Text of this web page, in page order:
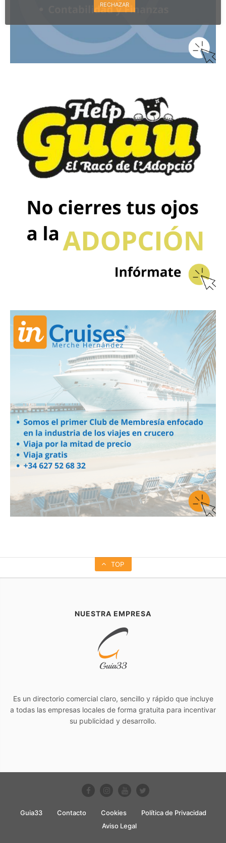
TOP
NUESTRA EMPRESA
Es un directorio comercial claro, sencillo y rápido que incluye
a todas las empresas locales de forma gratuita para incentivar
su publicidad y desarrollo.
Guia33 Contacto Cookies
Política de Privacidad
Aviso Legal
RECHAZAR